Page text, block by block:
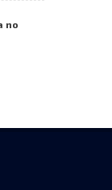
no